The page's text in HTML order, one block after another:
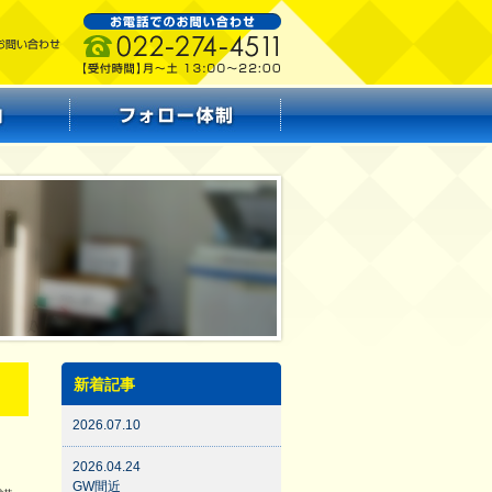
新着記事
2026.07.10
2026.04.24
GW間近